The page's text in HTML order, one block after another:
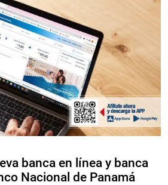
banca en línea y banca
Nacional de Panamá